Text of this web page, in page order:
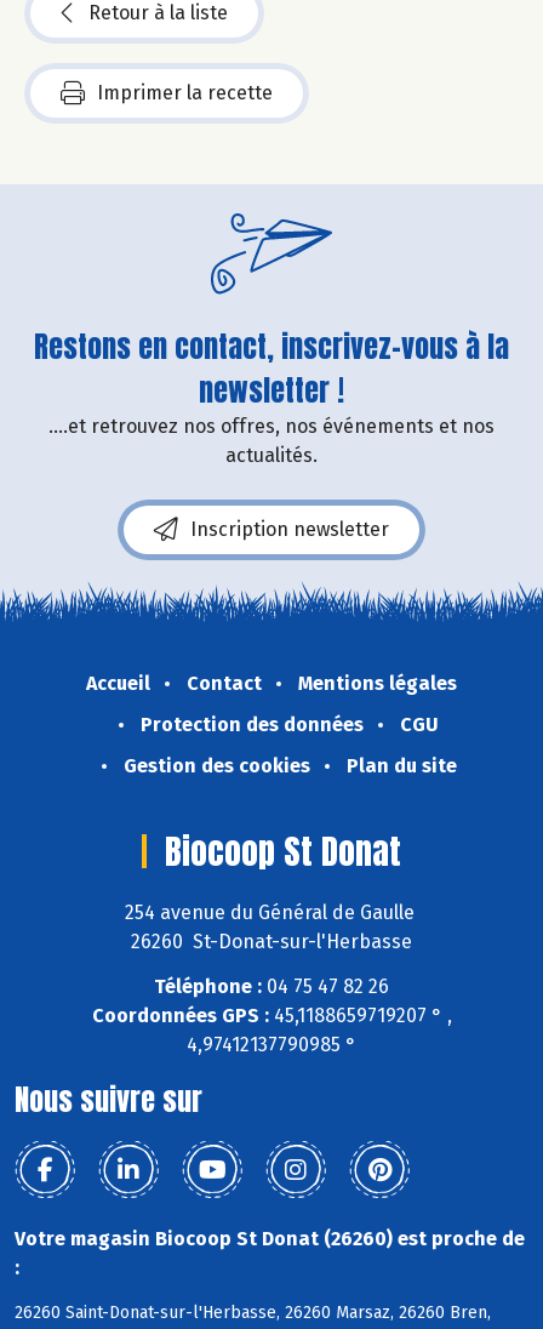
Retour à la liste
Imprimer la recette
Restons en contact, inscrivez-vous à la
newsletter !
....et retrouvez nos offres, nos événements et nos
actualités.
Inscription newsletter
Accueil Contact
Mentions légales
Protection des données
CGU
Gestion des cookies
Plan du site
Biocoop St Donat
254 avenue du Général de Gaulle
26260 St-Donat-sur-l'Herbasse
Téléphone : 04 75 47 82 26
Coordonnées GPS :45,1188659719207 ° ,
4,97412137790985 °
Nous suivre sur
Votre magasin Biocoop St Donat (26260) est proche de
:
26260 Saint-Donat-sur-l'Herbasse, 26260 Marsaz, 26260 Bren,